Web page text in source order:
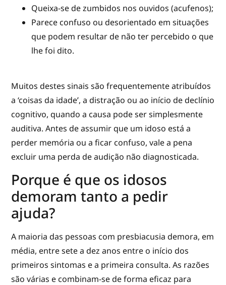
Queixa-se de zumbidos nos ouvidos (acufenos);
Parece confuso ou desorientado em situações
que podem resultar de não ter percebido o que
lhe foi dito.
Muitos destes sinais são frequentemente atribuídos
a ‘coisas da idade’, a distração ou ao início de declínio
cognitivo, quando a causa pode ser simplesmente
auditiva. Antes de assumir que um idoso está a
perder memória ou a ficar confuso, vale a pena
excluir uma perda de audição não diagnosticada.
Porque é que os idosos
demoram tanto a pedir
ajuda?
A maioria das pessoas com presbiacusia demora, em
média, entre sete a dez anos entre o início dos
primeiros sintomas e a primeira consulta. As razões
são várias e combinam-se de forma eficaz para